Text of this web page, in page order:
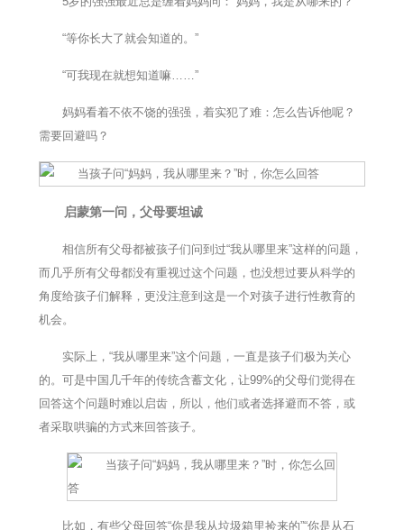
“等你长大了就会知道的。”
“可我现在就想知道嘛……”
妈妈看着不依不饶的强强，着实犯了难：怎么告诉他呢？
需要回避吗？
启蒙第一问，父母要坦诚
相信所有父母都被孩子们问到过“我从哪里来”这样的问题，
而几乎所有父母都没有重视过这个问题，也没想过要从科学的
角度给孩子们解释，更没注意到这是一个对孩子进行性教育的
机会。
实际上，“我从哪里来”这个问题，一直是孩子们极为关心
的。可是中国几千年的传统含蓄文化，让99%的父母们觉得在
回答这个问题时难以启齿，所以，他们或者选择避而不答，或
者采取哄骗的方式来回答孩子。
比如，有些父母回答“你是我从垃圾箱里捡来的”“你是从石